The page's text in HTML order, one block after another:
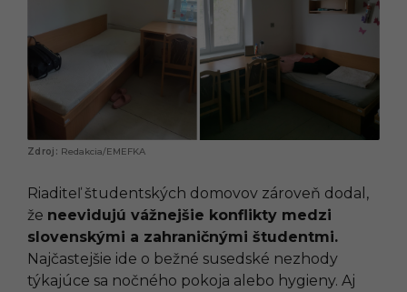
Redakcia/EMEFKA
Riaditeľ študentských domovov zároveň dodal,
že neevidujú vážnejšie konflikty medzi
slovenskými a zahraničnými študentmi.
Najčastejšie ide o bežné susedské nezhody
týkajúce sa nočného pokoja alebo hygieny. Aj